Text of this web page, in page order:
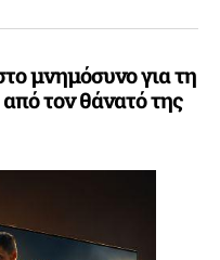
μνημόσυνο για τη
τον θάνατό της